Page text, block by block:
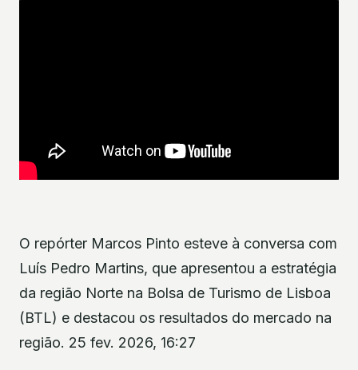
O repórter Marcos Pinto esteve à conversa com
Luís Pedro Martins, que apresentou a estratégia
da região Norte na Bolsa de Turismo de Lisboa
(BTL) e destacou os resultados do mercado na
região. 25 fev. 2026, 16:27